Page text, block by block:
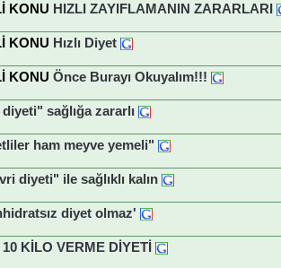
KONU HIZLI ZAYIFLAMANIN ZARARLARI
KONU Hızlı Diyet
KONU Önce Burayı Okuyalım!!!
sağlığa zararlı
ham meyve yemeli"
diyeti" ile sağlıklı kalın
diyet olmaz'
10 KİLO VERME DİYETİ